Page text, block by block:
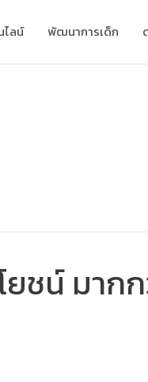
ไลน์ พัฒนาการเด็ก
ยชน์ มาก